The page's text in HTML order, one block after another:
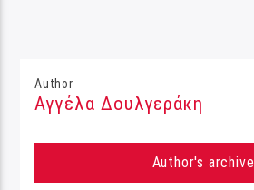
Author
Αγγέλα Δουλγεράκη
Author's archive